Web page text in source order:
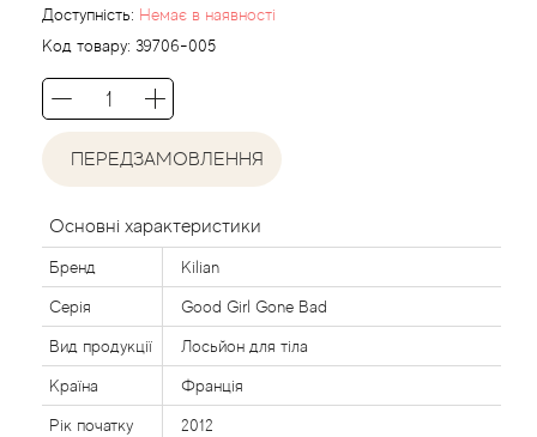
Доступність: Немає в наявності
Код товару: 39706-005
ПЕРЕДЗАМОВЛЕННЯ
Основні характеристики
Бренд Kilian
Серія Good Girl Gone Bad
Вид продукції Лосьйон для тіла
Країна Франція
Рік початку
2012
Acca Kappa
Acqua di Parma
Acqua di Sardegna
Adidas
Aedes de Venustas
Aerin Lauder
Affinessence
Cтатті